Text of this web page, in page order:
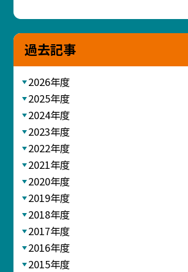
過去記事
2026年度
2025年度
2024年度
2023年度
2022年度
2021年度
2020年度
2019年度
2018年度
2017年度
2016年度
2015年度